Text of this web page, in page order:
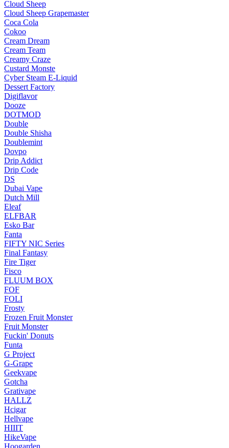
Cloud Sheep
Cloud Sheep Grapemaster
Coca Cola
Cokoo
Cream Dream
Cream Team
Creamy Craze
Custard Monste
Cyber Steam E-Liquid
Dessert Factory
Digiflavor
Dooze
DOTMOD
Double
Double Shisha
Doublemint
Dovpo
Drip Addict
Drip Code
DS
Dubai Vape
Dutch Mill
Eleaf
ELFBAR
Esko Bar
Fanta
FIFTY NIC Series
Final Fantasy
Fire Tiger
Fisco
FLUUM BOX
FOF
FOLI
Frosty
Frozen Fruit Monster
Fruit Monster
Fuckin' Donuts
Funta
G Project
G-Grape
Geekvape
Gotcha
Grativape
HALLZ
Hcigar
Hellvape
HIIIT
HikeVape